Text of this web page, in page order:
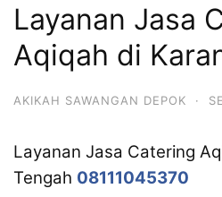
Layanan Jasa
Aqiqah di
AKIKAH SAWANGAN DEPOK ·
Layanan Jasa Catering
Tengah 08111045370